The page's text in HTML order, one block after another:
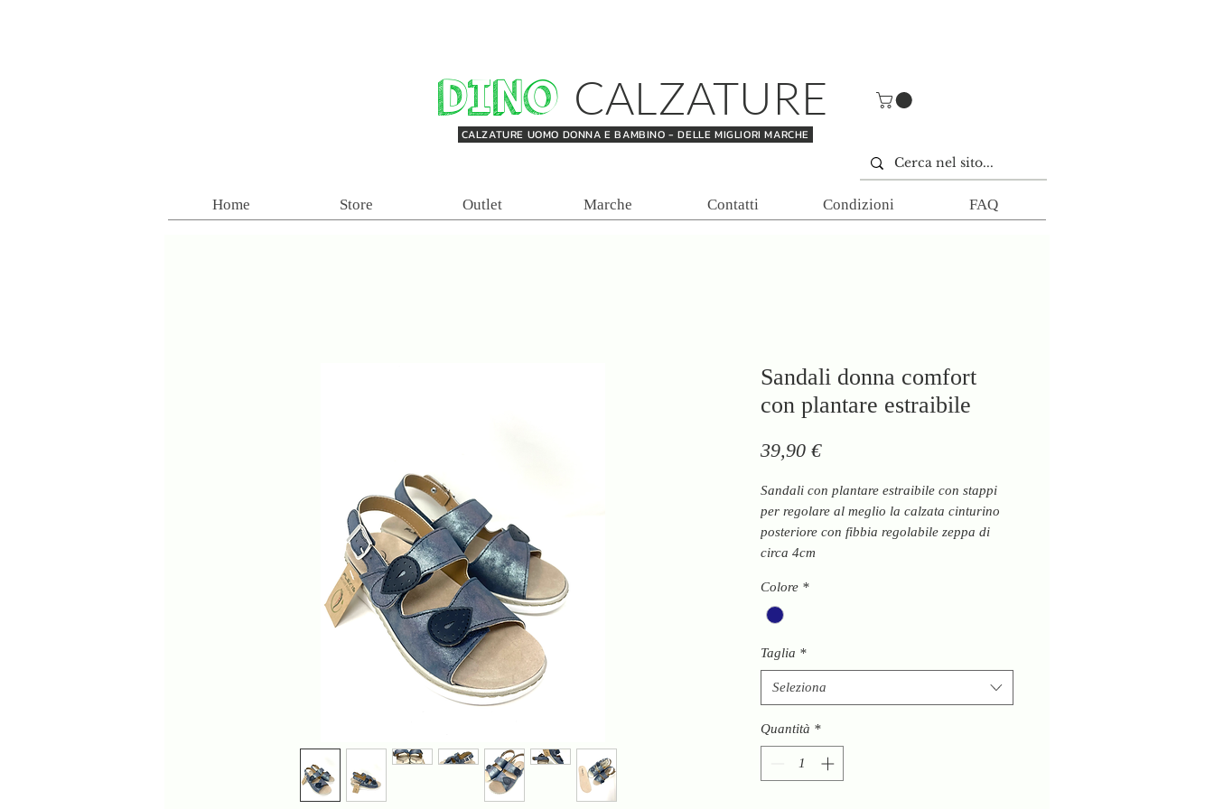
DINO
CALZATURE UOMO DONNA E BAMBINO - DELLE MIGLIORI MARCHE
CALZATURE
Home Store Outlet Marche Contatti Condizioni FAQ
Sandali donna comfort
con plantare estraibile
39,90 €Prezzo
Sandali con plantare estraibile con stappi
per regolare al meglio la calzata cinturino
posteriore con fibbia regolabile zeppa di
circa 4cm
Colore *
Taglia *
Seleziona
Quantità *